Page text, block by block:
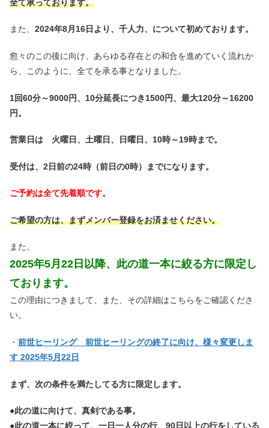
全て承っております。
また、 2024年8月16日より、千人力、について初めております。
愈々のこの後に向け、あらゆる存在との和合を進めていく流れか
ら、このように、全てを承る事となりました。
1回60分～9000円、10分延長につき1500円、最大120分～16200
円。
営業日は 火曜日、土曜日、日曜日、10時～19時まで。
受付は、2日前の24時（前日の0時）までになります。
ご予約は全て先着順です。
ご希望の方は、まずメンバー登録をお済ませください。
また、
2025年5月22日以降、此の道一本に絞る方に限定し
ております。
この理由につきまして、また、その詳細はこちらをご確認くださ
い。
・ 前世ヒーリング 前世ヒーリングの終了に向け、様々変更しま
す 2025年5月22日
まず、次の条件を満たしてる方に限定します。
●此の道に向けて、真剣である事。
●此の道一本に絞って、一日一人分の行、90日以上の行をしている